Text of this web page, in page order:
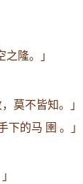
之隆。」
，莫不皆知。」
下的马 圉 。」